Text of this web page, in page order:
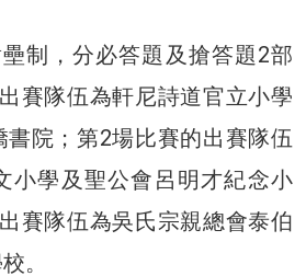
制，分必答題及搶答題2部
賽隊伍為軒尼詩道官立小學
書院；第2場比賽的出賽隊伍
小學及聖公會呂明才紀念小
賽隊伍為吳氏宗親總會泰伯
。